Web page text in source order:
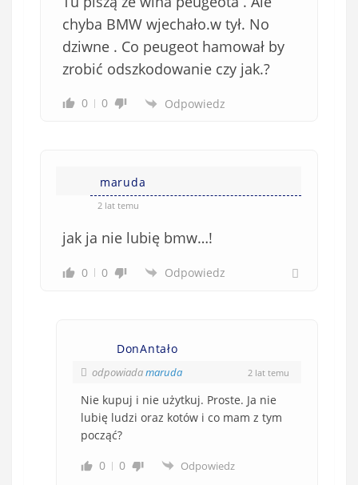
chyba BMW wjechało.w tył. No
dziwne . Co peugeot hamował by
zrobić odszkodowanie czy jak.?
0 0 Odpowiedz
maruda
2 lat temu
jak ja nie lubię bmw…!
0 0 Odpowiedz
DonAntało
odpowiadamaruda 2 lat temu
Nie kupuj i nie użytkuj. Proste. Ja nie
lubię ludzi oraz kotów i co mam z tym
począć?
0
0 Odpowiedz